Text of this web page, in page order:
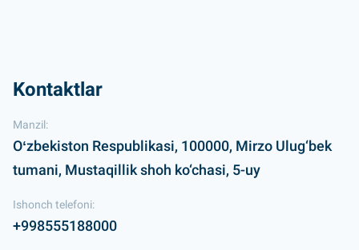
Kontaktlar
Manzil:
Oʻzbekiston Respublikasi, 100000, Mirzo Ulug‘bek
tumani, Mustaqillik shoh ko‘chasi, 5-uy
Ishonch telefoni:
+998555188000